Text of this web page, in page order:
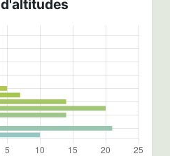
d'altitudes